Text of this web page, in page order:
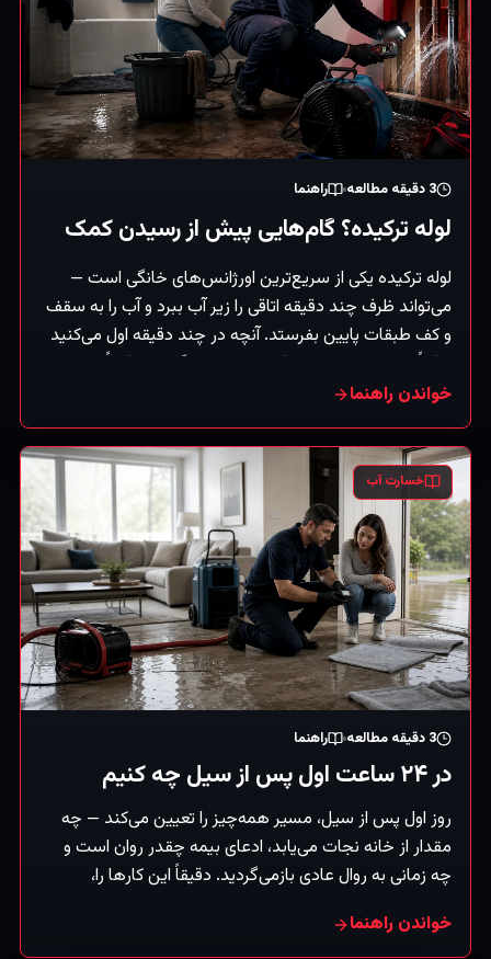
3 دقیقه مطالعه راهنما
لوله ترکیده؟ گام‌هایی پیش از رسیدن کمک
لوله ترکیده یکی از سریع‌ترین اورژانس‌های خانگی است —
می‌تواند ظرف چند دقیقه اتاقی را زیر آب ببرد و آب را به سقف
و کف طبقات پایین بفرستد. آنچه در چند دقیقه اول می‌کنید
واقعاً بر میزان خسارت باقی‌مانده اثر می‌گذارد. دقیقاً این کارها
را، به‌ترتیب، انجام دهید. (راهنمای کلی.)
خواندن راهنما
خسارت آب
3 دقیقه مطالعه راهنما
در ۲۴ ساعت اول پس از سیل چه کنیم
روز اول پس از سیل، مسیر همه‌چیز را تعیین می‌کند — چه
مقدار از خانه نجات می‌یابد، ادعای بیمه چقدر روان است و
چه زمانی به روال عادی بازمی‌گردید. دقیقاً این کارها را،
خواندن راهنما